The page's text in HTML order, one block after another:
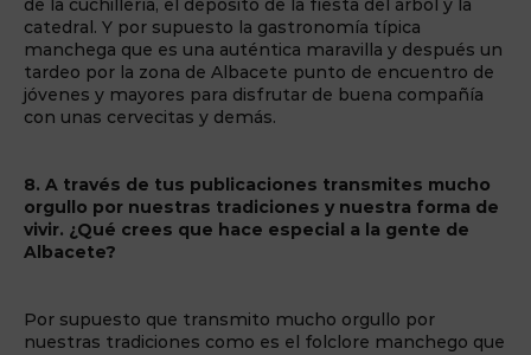
de la cuchillería, el depósito de la fiesta del árbol y la
catedral. Y por supuesto la gastronomía típica
manchega que es una auténtica maravilla y después un
tardeo por la zona de Albacete punto de encuentro de
jóvenes y mayores para disfrutar de buena compañía
con unas cervecitas y demás.
8. A través de tus publicaciones transmites mucho
orgullo por nuestras tradiciones y nuestra forma de
vivir. ¿Qué crees que hace especial a la gente de
Albacete?
Por supuesto que transmito mucho orgullo por
nuestras tradiciones como es el folclore manchego que